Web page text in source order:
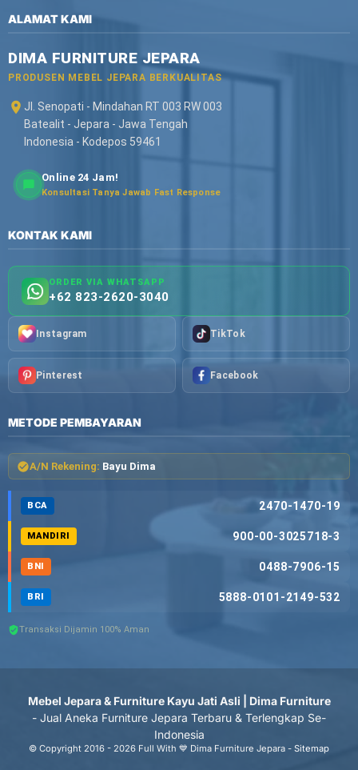
ALAMAT KAMI
DIMA FURNITURE JEPARA
PRODUSEN MEBEL JEPARA BERKUALITAS
Jl. Senopati - Mindahan RT 003 RW 003
Batealit - Jepara - Jawa Tengah
Indonesia - Kodepos 59461
Online 24 Jam!
Konsultasi Tanya Jawab Fast Response
KONTAK KAMI
ORDER VIA WHATSAPP
+62 823-2620-3040
Instagram TikTok
Pinterest Facebook
METODE PEMBAYARAN
A/N Rekening: Bayu Dima
BCA 2470-1470-19
MANDIRI 900-00-3025718-3
BNI 0488-7906-15
BRI 5888-0101-2149-532
Transaksi Dijamin 100% Aman
Mebel Jepara & Furniture Kayu Jati Asli | Dima Furniture
- Jual Aneka Furniture Jepara Terbaru & Terlengkap Se-
Indonesia
© Copyright 2016 - 2026 Full With 💙 Dima Furniture Jepara - Sitemap